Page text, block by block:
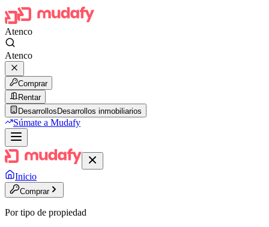
Atenco
Atenco
Comprar
Rentar
Desarrollos Desarrollos inmobiliarios
Súmate a Mudafy
Inicio
Comprar
Por tipo de propiedad